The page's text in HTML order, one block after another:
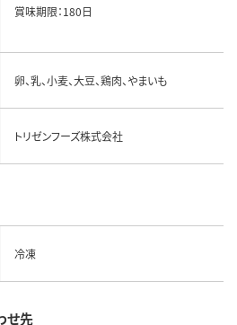
賞味期限：180日
卵、乳、小麦、大豆、鶏肉、やまいも
トリゼンフーズ株式会社
冷凍
せ先